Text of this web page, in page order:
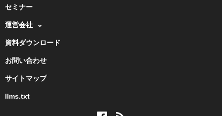
セミナー
運営会社
資料ダウンロード
お問い合わせ
サイトマップ
llms.txt